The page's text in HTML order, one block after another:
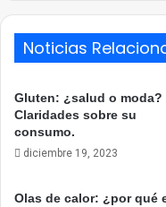
Noticias
Gluten: ¿salud o moda?
Claridades sobre su
consumo.
diciembre 19, 2023
Olas de calor: ¿por qué